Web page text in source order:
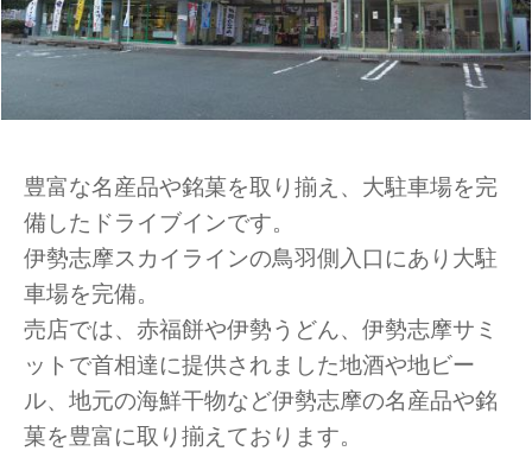
豊富な名産品や銘菓を取り揃え、大駐車場を完
備したドライブインです。
伊勢志摩スカイラインの鳥羽側入口にあり大駐
車場を完備。
売店では、赤福餅や伊勢うどん、伊勢志摩サミ
ットで首相達に提供されました地酒や地ビー
ル、地元の海鮮干物など伊勢志摩の名産品や銘
菓を豊富に取り揃えております。